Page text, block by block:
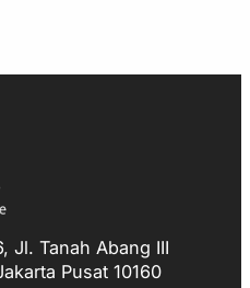
Jl. Tanah Abang III
Pusat 10160